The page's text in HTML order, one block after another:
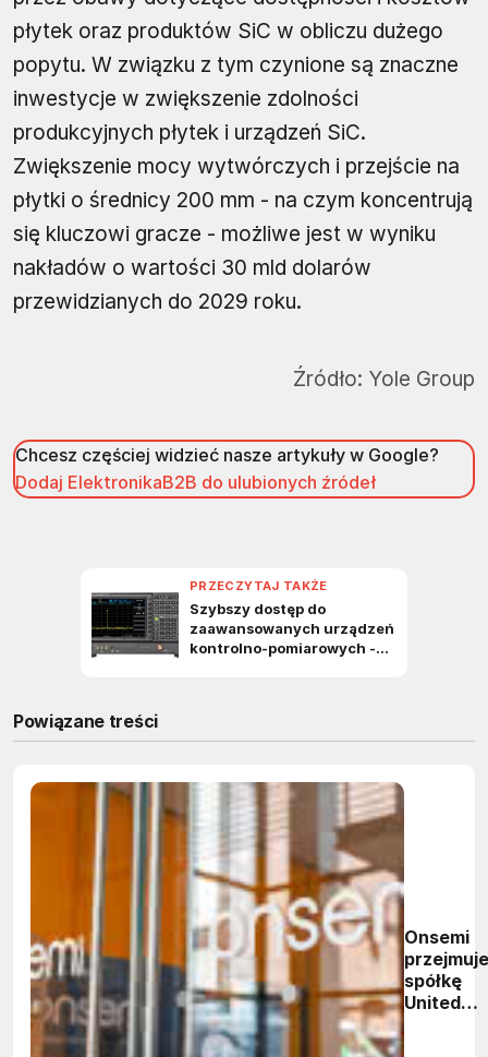
płytek oraz produktów SiC w obliczu dużego
popytu. W związku z tym czynione są znaczne
inwestycje w zwiększenie zdolności
produkcyjnych płytek i urządzeń SiC.
Zwiększenie mocy wytwórczych i przejście na
płytki o średnicy 200 mm - na czym koncentrują
się kluczowi gracze - możliwe jest w wyniku
nakładów o wartości 30 mld dolarów
przewidzianych do 2029 roku.
Źródło: Yole Group
Chcesz częściej widzieć nasze artykuły w Google?
Dodaj ElektronikaB2B do ulubionych źródeł
Powiązane treści
Onsemi
przejmuje
spółkę
United